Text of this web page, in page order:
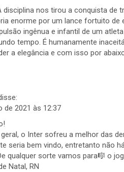
disciplina nos tirou a conquista de
enorme por um lance fortuito de
ingênua e infantil de um
tempo. É humanamente
a elegância e com isso por
de 2021 às 12:37
o Inter sofreu a melhor das
seria bem vindo, entretanto não
qualquer sorte vamos para🎼 o
Natal, RN